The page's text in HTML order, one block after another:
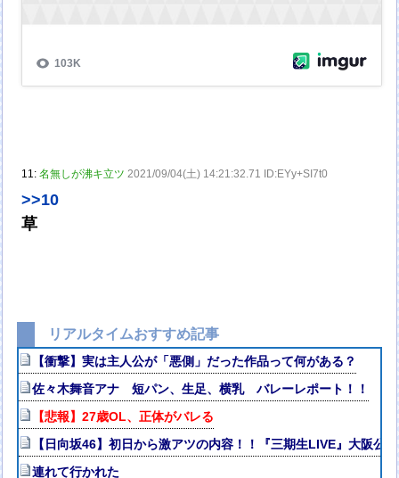
11:名無しが沸キ立ツ 2021/09/04(土) 14:21:32.71 ID:EYy+SI7t0
>>10
草
リアルタイムおすすめ記事
【衝撃】実は主人公が「悪側」だった作品って何がある？
佐々木舞音アナ 短パン、生足、横乳 バレーレポート！！
【悲報】27歳OL、正体がバレる
【日向坂46】初日から激アツの内容！！『三期生LIVE』大阪公
連れて行かれた